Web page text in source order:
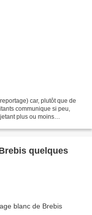
car, plutôt que de
communique si peu,
plus ou moins
quelques